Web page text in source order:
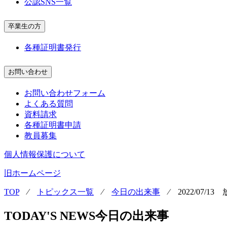
公認SNS一覧
卒業生の方
各種証明書発行
お問い合わせ
お問い合わせフォーム
よくある質問
資料請求
各種証明書申請
教員募集
個人情報保護について
旧ホームページ
TOP⁄ トピックス一覧 ⁄ 今日の出来事 ⁄ 2022/07/13
TODAY'S NEWS今日の出来事